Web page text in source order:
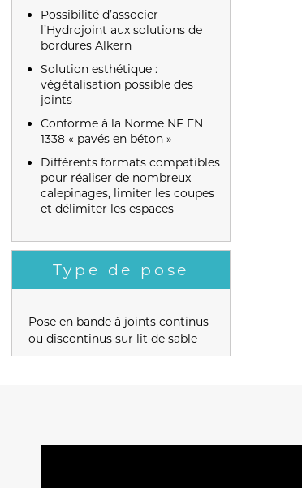
Possibilité d’associer
l’Hydrojoint aux solutions de
bordures Alkern
Solution esthétique :
végétalisation possible des
joints
Conforme à la Norme NF EN
1338 « pavés en béton »
Différents formats compatibles
pour réaliser de nombreux
calepinages, limiter les coupes
et délimiter les espaces
Type de pose
Pose en bande à joints continus
ou discontinus sur lit de sable